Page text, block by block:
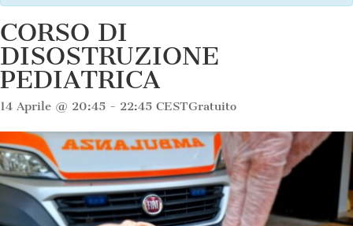
CORSO DI
DISOSTRUZIONE
PEDIATRICA
14 Aprile @ 20:45 - 22:45 CESTGratuito